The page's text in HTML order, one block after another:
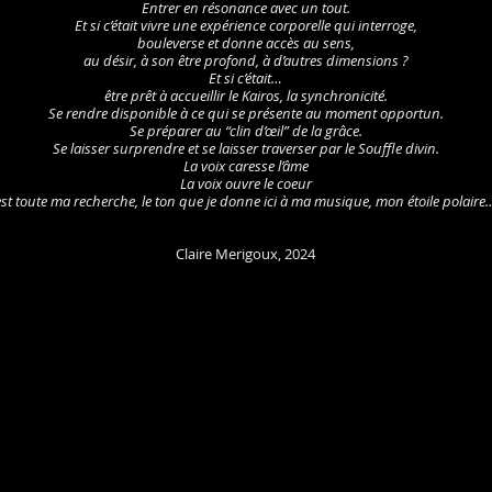
Entrer en résonance avec un tout.
Et si c’était vivre une expérience corporelle qui interroge,
bouleverse et donne accès au sens,
au désir, à son être profond, à d’autres dimensions ?
Et si c’était…
être prêt à accueillir le Kairos, la synchronicité.
Se rendre disponible à ce qui se présente au moment opportun.
Se préparer au “clin d’œil” de la grâce.
Se laisser surprendre et se laisser traverser par le Souffle divin.
La voix caresse l’âme
La voix ouvre le coeur
toute ma recherche, le ton que je donne ici à ma musique, mon étoile
Claire Merigoux, 2024